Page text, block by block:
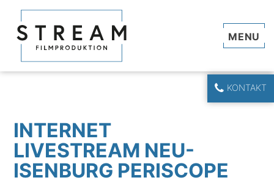
KONTAKT
INTERNET
LIVESTREAM NEU-
ISENBURG PERISCOPE